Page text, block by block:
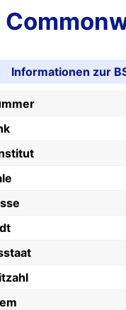
Informationen zur